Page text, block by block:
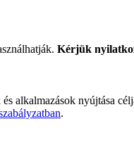
Kérjük
alkalmazások nyújtása
.